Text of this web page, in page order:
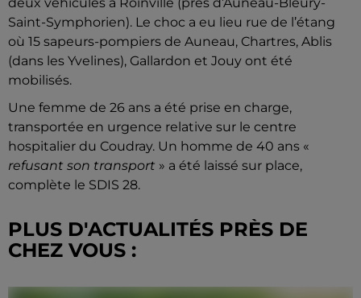
Saint-Symphorien). Le choc a eu lieu rue de l’étang
où 15 sapeurs-pompiers de Auneau, Chartres, Ablis
(dans les Yvelines), Gallardon et Jouy ont été
mobilisés.
Une femme de 26 ans a été prise en charge,
transportée en urgence relative sur le centre
hospitalier du Coudray. Un homme de 40 ans «
refusant son transport » a été laissé sur place,
complète le SDIS 28.
PLUS D'ACTUALITÉS PRÈS DE
CHEZ VOUS :